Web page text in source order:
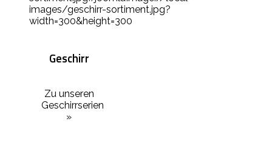
Geschirr
Zu unseren
Geschirrserien
»